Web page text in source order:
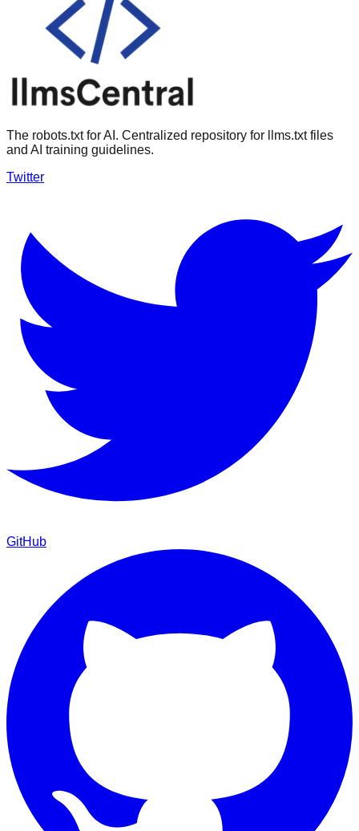
The robots.txt for AI. Centralized repository for llms.txt files
and AI training guidelines.
Twitter
GitHub